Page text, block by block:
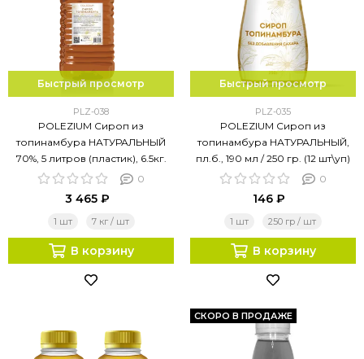
Быстрый просмотр
PLZ-038
POLEZIUM Сироп из
топинамбура НАТУРАЛЬНЫЙ
70%, 5 литров (пластик), 6.5кг.
0
3 465 ₽
1 шт 7 кг / шт
В корзину
Быстрый просмотр
PLZ-035
POLEZIUM Сироп из
топинамбура НАТУРАЛЬНЫЙ,
пл.б., 190 мл / 250 гр. (12 шт\уп)
0
146 ₽
1 шт 250 гр / шт
В корзину
СКОРО В ПРОДАЖЕ